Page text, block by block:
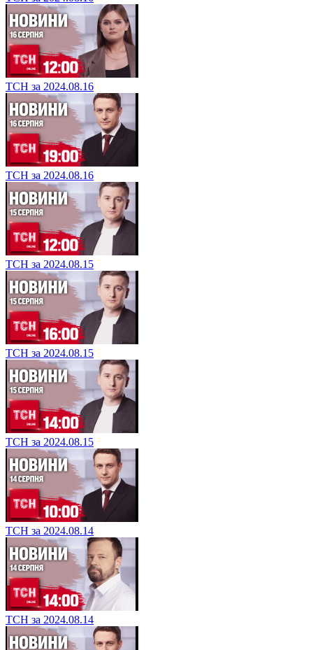
ТСН за 2024.08.16
ТСН за 2024.08.16
ТСН за 2024.08.15
ТСН за 2024.08.15
ТСН за 2024.08.15
ТСН за 2024.08.14
ТСН за 2024.08.14